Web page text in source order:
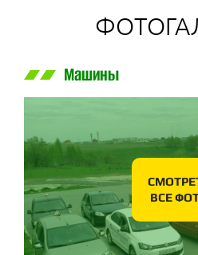
Машины
ВСЕ